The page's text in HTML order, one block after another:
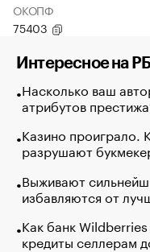
ОКОПФ
75403
Интересное на
Насколько ваш
атрибутов
Казино проиграло.
разрушают
Выживают
избавляются от
Как банк
кредиты селлерам